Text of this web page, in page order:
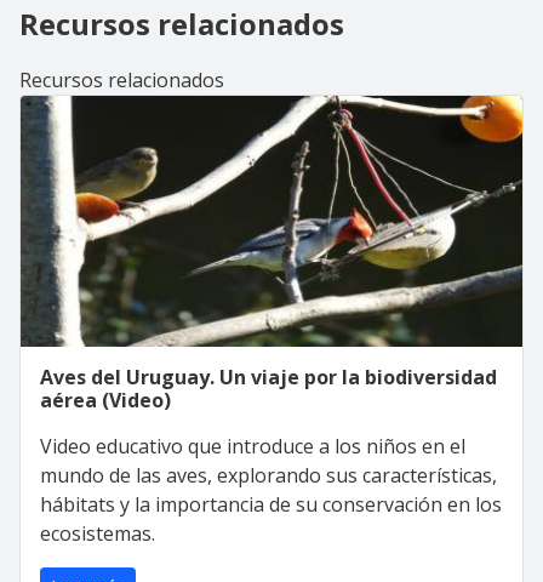
Recursos relacionados
Recursos relacionados
Aves del Uruguay. Un viaje por la biodiversidad
aérea (Video)
Video educativo que introduce a los niños en el
mundo de las aves, explorando sus características,
hábitats y la importancia de su conservación en los
ecosistemas.